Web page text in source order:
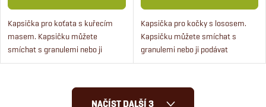
Kapsička pro koťata s kuřecím
masem. Kapsičku můžete
smíchat s granulemi nebo ji
podávat samotnou jako doplněk
obsahují až 82 % masa ve...
Kapsička pro kočky s lososem.
Kapsičku můžete smíchat s
granulemi nebo ji podávat
samotnou jako doplněk ke
obsahují až 71 % masa ve
filetkách a...
NAČÍST DALŠÍ 3